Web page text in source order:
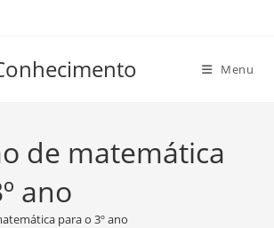
Menu
de matemática
ano
para o 3º ano